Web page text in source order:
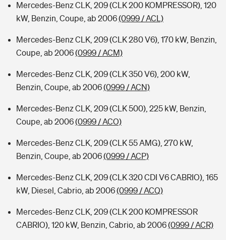
Mercedes-Benz CLK, 209 (CLK 200 KOMPRESSOR), 120
kW, Benzin, Coupe, ab 2006(0999 / ACL)
Mercedes-Benz CLK, 209 (CLK 280 V6), 170 kW, Benzin,
Coupe, ab 2006(0999 / ACM)
Mercedes-Benz CLK, 209 (CLK 350 V6), 200 kW,
Benzin, Coupe, ab 2006(0999 / ACN)
Mercedes-Benz CLK, 209 (CLK 500), 225 kW, Benzin,
Coupe, ab 2006(0999 / ACO)
Mercedes-Benz CLK, 209 (CLK 55 AMG), 270 kW,
Benzin, Coupe, ab 2006(0999 / ACP)
Mercedes-Benz CLK, 209 (CLK 320 CDI V6 CABRIO), 165
kW, Diesel, Cabrio, ab 2006(0999 / ACQ)
Mercedes-Benz CLK, 209 (CLK 200 KOMPRESSOR
CABRIO), 120 kW, Benzin, Cabrio, ab 2006(0999 / ACR)